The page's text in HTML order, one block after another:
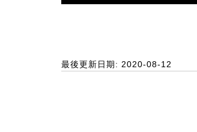
最後更新日期: 2020-08-12